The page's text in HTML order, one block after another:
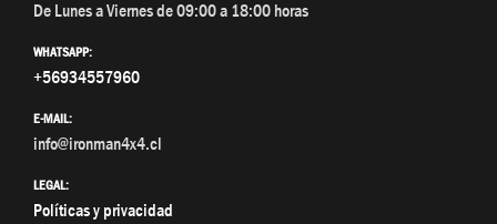
De Lunes a Viernes de 09:00 a 18:00 horas
WHATSAPP:
+56934557960
E-MAIL:
info@ironman4x4.cl
LEGAL:
Políticas y privacidad